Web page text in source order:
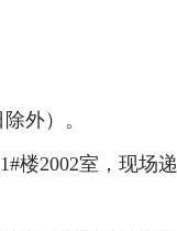
外）。
楼2002室 ，现场递